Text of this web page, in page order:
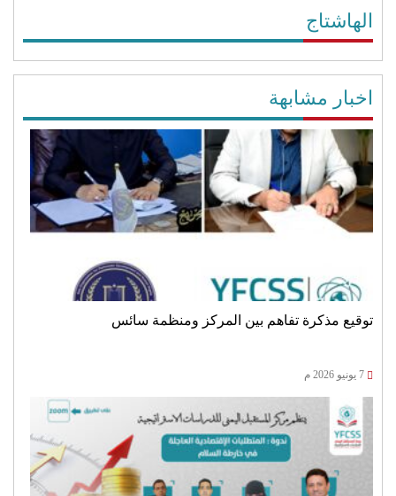
الهاشتاج
اخبار مشابهة
توقيع مذكرة تفاهم بين المركز ومنظمة سائس